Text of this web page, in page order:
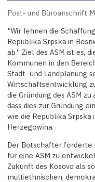
Post- und Büroanschrift
"Wir lehnen die
Republika Srpska in
ab." Ziel des ASM ist es,
Kommunen in den
Stadt- und Landplanung
Wirtschaftsentwicklung
die Gründung des ASM
dass dies zur Gründung
wie die Republika
Herzegowina.
Der Botschafter forderte
für eine ASM zu
Zukunft des Kosovo als
multiethnischen,